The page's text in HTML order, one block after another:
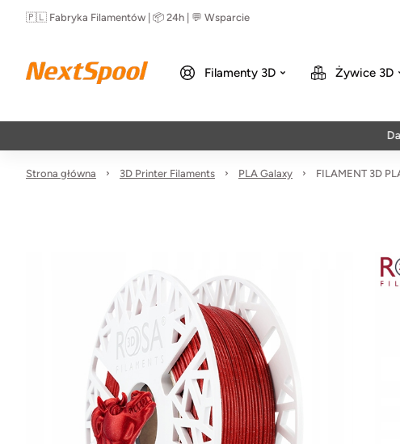
🇵🇱 Fabryka Filamentów | 📦 24h | 💬 Wsparcie
Filamenty 3D Żywice 3D
Strona główna 3D Printer Filaments PLA Galaxy FILAMENT 3D